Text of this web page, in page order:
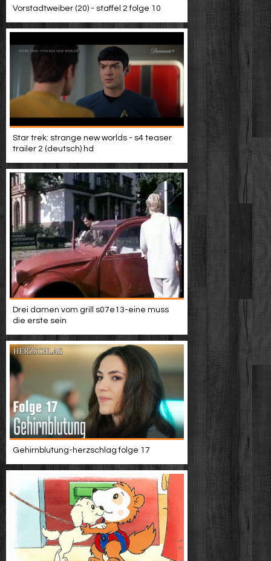
Vorstadtweiber (20) - staffel 2 folge 10
Star trek: strange new worlds - s4 teaser
trailer 2 (deutsch) hd
Drei damen vom grill s07e13-eine muss
die erste sein
Gehirnblutung-herzschlag folge 17